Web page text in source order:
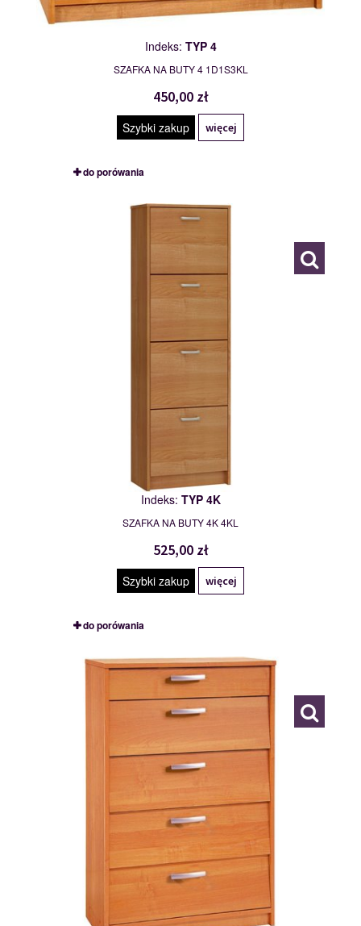
Indeks: TYP 4
SZAFKA NA BUTY 4 1D1S3KL
450,00 zł
Szybki zakup więcej
do porówania
Indeks: TYP 4K
SZAFKA NA BUTY 4K 4KL
525,00 zł
Szybki zakup więcej
do porówania
TYP 6
111491